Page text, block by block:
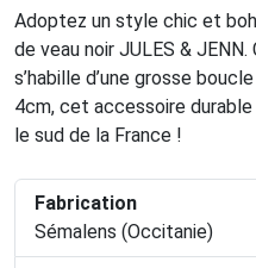
Adoptez un style chic et
de veau noir JULES &
s’habille d’une grosse
4cm, cet accessoire
le sud de la France !
Fabrication
Sémalens (Occitanie)